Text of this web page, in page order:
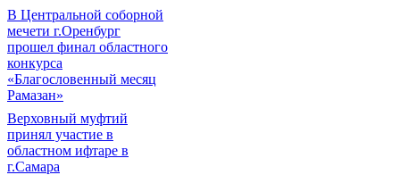
В Центральной соборной
мечети г.Оренбург
прошел финал областного
конкурса
«Благословенный месяц
Рамазан»
Верховный муфтий
принял участие в
областном ифтаре в
г.Самара